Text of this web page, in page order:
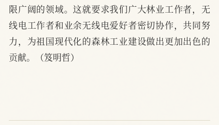
限广阔的领域。这就要求我们广大林业工作者，无
线电工作者和业余无线电爱好者密切协作，共同努
力，为祖国现代化的森林工业建设做出更加出色的
贡献。（笈明哲）